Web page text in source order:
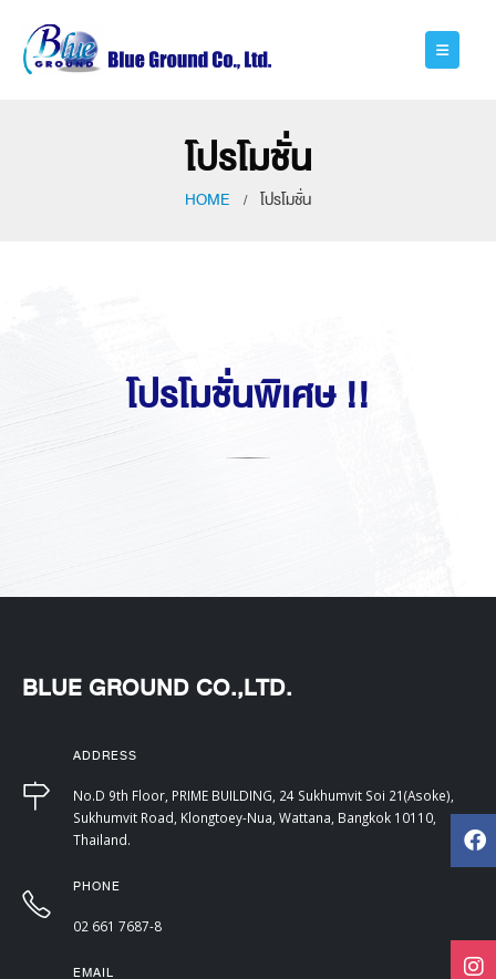
โปรโมชั่น
HOME โปรโมชั่น
โปรโมชั่นพิเศษ !!
BLUE GROUND CO.,LTD.
ADDRESS
No.D 9th Floor, PRIME BUILDING, 24 Sukhumvit Soi 21(Asoke),
Sukhumvit Road, Klongtoey-Nua, Wattana, Bangkok 10110,
Thailand.
PHONE
02 661 7687-8
EMAIL